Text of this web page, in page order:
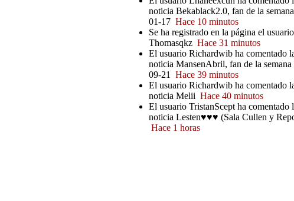
noticia Bekablack2.0, fan de la
01-17 Hace 10 minutos
Se ha registrado en la página el usuario
Thomasqkz Hace 31 minutos
El usuario Richardwib ha comentado
noticia MansenAbril, fan de la semana
09-21
Hace 39 minutos
El usuario Richardwib ha comentado
noticia Melii Hace 40 minutos
El usuario TristanScept ha comentado
noticia Lesten♥♥♥ (Sala Cullen y
Hace 1 horas